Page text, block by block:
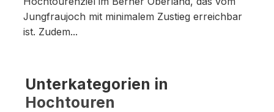
Jungfraujoch mit minimalem Zustieg erreichbar
ist. Zudem...
Unterkategorien in
Hochtouren